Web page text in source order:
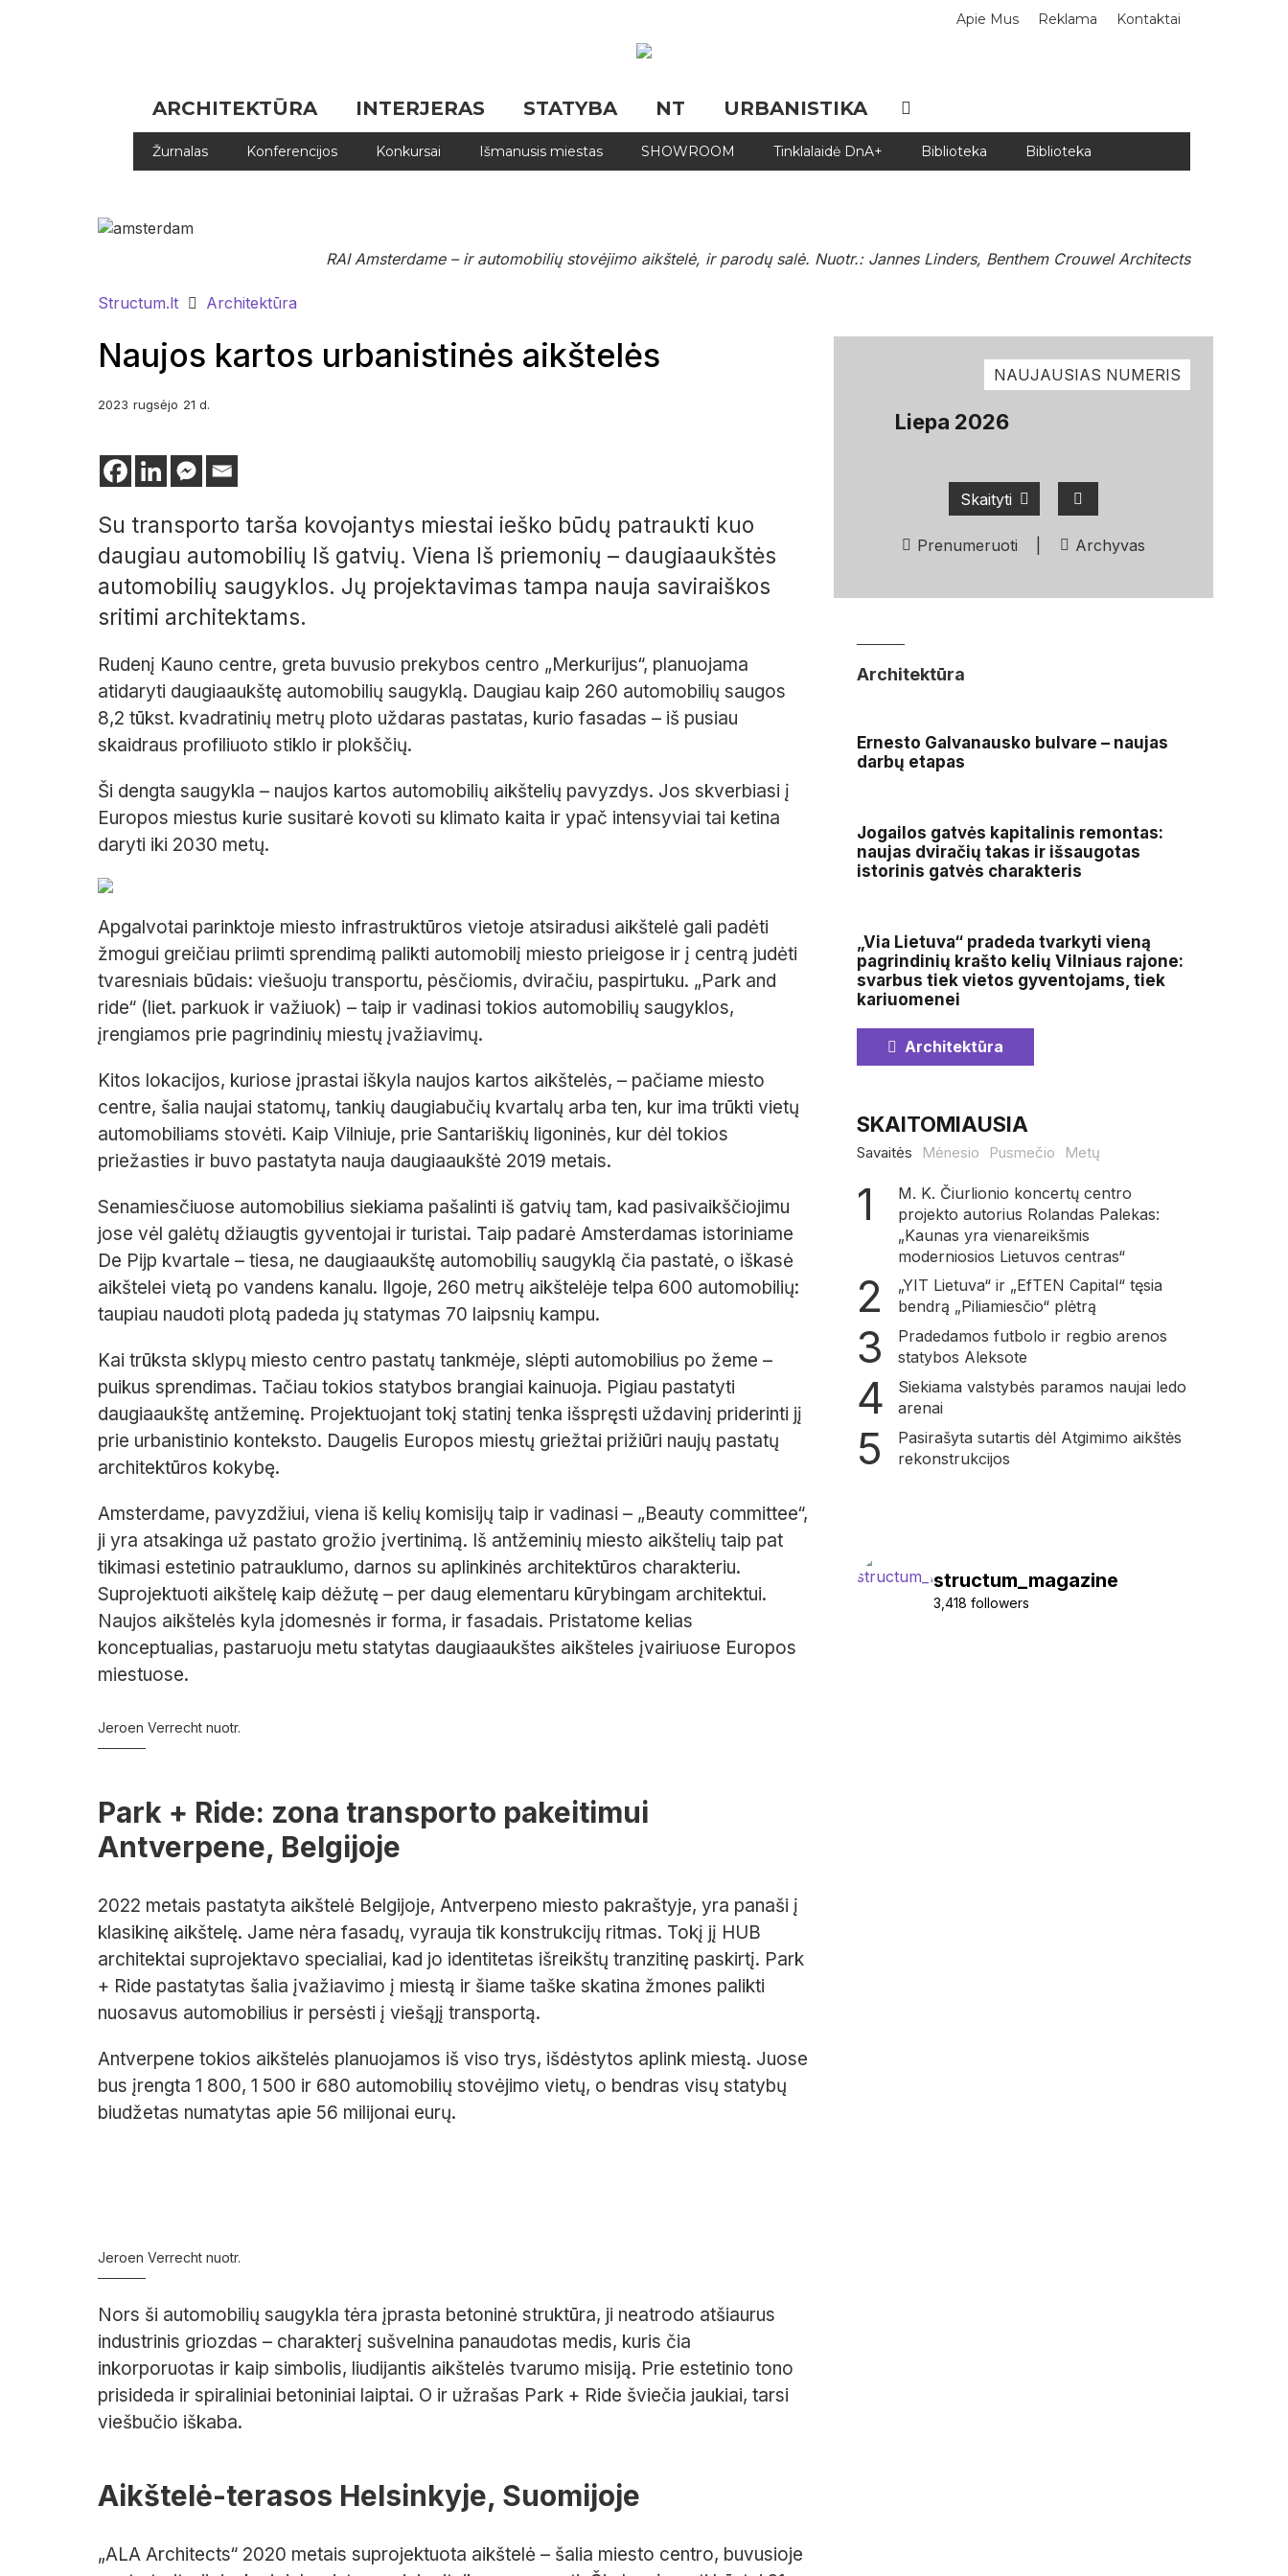
Apie Mus Reklama Kontaktai
ARCHITEKTŪRA INTERJERAS STATYBA NT URBANISTIKA
Žurnalas Konferencijos Konkursai Išmanusis miestas SHOWROOM Tinklalaidė DnA+ Biblioteka Biblioteka
RAI Amsterdame – ir automobilių stovėjimo aikštelė, ir parodų salė. Nuotr.: Jannes Linders, Benthem Crouwel Architects
Structum.lt Architektūra
Naujos kartos urbanistinės aikštelės
2023 rugsėjo 21 d.
Su transporto tarša kovojantys miestai ieško būdų patraukti kuo
daugiau automobilių Iš gatvių. Viena Iš priemonių – daugiaaukštės
automobilių saugyklos. Jų projektavimas tampa nauja saviraiškos
sritimi architektams.
Rudenį Kauno centre, greta buvusio prekybos centro „Merkurijus“, planuojama
atidaryti daugiaaukštę automobilių saugyklą. Daugiau kaip 260 automobilių saugos
8,2 tūkst. kvadratinių metrų ploto uždaras pastatas, kurio fasadas – iš pusiau
skaidraus profiliuoto stiklo ir plokščių.
Ši dengta saugykla – naujos kartos automobilių aikštelių pavyzdys. Jos skverbiasi į
Europos miestus kurie susitarė kovoti su klimato kaita ir ypač intensyviai tai ketina
daryti iki 2030 metų.
Apgalvotai parinktoje miesto infrastruktūros vietoje atsiradusi aikštelė gali padėti
žmogui greičiau priimti sprendimą palikti automobilį miesto prieigose ir į centrą judėti
tvaresniais būdais: viešuoju transportu, pėsčiomis, dviračiu, paspirtuku. „Park and
ride“ (liet. parkuok ir važiuok) – taip ir vadinasi tokios automobilių saugyklos,
įrengiamos prie pagrindinių miestų įvažiavimų.
Kitos lokacijos, kuriose įprastai iškyla naujos kartos aikštelės, – pačiame miesto
centre, šalia naujai statomų, tankių daugiabučių kvartalų arba ten, kur ima trūkti vietų
automobiliams stovėti. Kaip Vilniuje, prie Santariškių ligoninės, kur dėl tokios
priežasties ir buvo pastatyta nauja daugiaaukštė 2019 metais.
Senamiesčiuose automobilius siekiama pašalinti iš gatvių tam, kad pasivaikščiojimu
jose vėl galėtų džiaugtis gyventojai ir turistai. Taip padarė Amsterdamas istoriniame
De Pijp kvartale – tiesa, ne daugiaaukštę automobilių saugyklą čia pastatė, o iškasė
aikštelei vietą po vandens kanalu. Ilgoje, 260 metrų aikštelėje telpa 600 automobilių:
taupiau naudoti plotą padeda jų statymas 70 laipsnių kampu.
Kai trūksta sklypų miesto centro pastatų tankmėje, slėpti automobilius po žeme –
puikus sprendimas. Tačiau tokios statybos brangiai kainuoja. Pigiau pastatyti
daugiaaukštę antžeminę. Projektuojant tokį statinį tenka išspręsti uždavinį priderinti jį
prie urbanistinio konteksto. Daugelis Europos miestų griežtai prižiūri naujų pastatų
architektūros kokybę.
Amsterdame, pavyzdžiui, viena iš kelių komisijų taip ir vadinasi – „Beauty committee“,
ji yra atsakinga už pastato grožio įvertinimą. Iš antžeminių miesto aikštelių taip pat
tikimasi estetinio patrauklumo, darnos su aplinkinės architektūros charakteriu.
Suprojektuoti aikštelę kaip dėžutę – per daug elementaru kūrybingam architektui.
Naujos aikštelės kyla įdomesnės ir forma, ir fasadais. Pristatome kelias
konceptualias, pastaruoju metu statytas daugiaaukštes aikšteles įvairiuose Europos
miestuose.
Jeroen Verrecht nuotr.
Park + Ride: zona transporto pakeitimui
Antverpene, Belgijoje
2022 metais pastatyta aikštelė Belgijoje, Antverpeno miesto pakraštyje, yra panaši į
klasikinę aikštelę. Jame nėra fasadų, vyrauja tik konstrukcijų ritmas. Tokį jį HUB
architektai suprojektavo specialiai, kad jo identitetas išreikštų tranzitinę paskirtį. Park
+ Ride pastatytas šalia įvažiavimo į miestą ir šiame taške skatina žmones palikti
nuosavus automobilius ir persėsti į viešąjį transportą.
Antverpene tokios aikštelės planuojamos iš viso trys, išdėstytos aplink miestą. Juose
bus įrengta 1 800, 1 500 ir 680 automobilių stovėjimo vietų, o bendras visų statybų
biudžetas numatytas apie 56 milijonai eurų.
Jeroen Verrecht nuotr.
Nors ši automobilių saugykla tėra įprasta betoninė struktūra, ji neatrodo atšiaurus
industrinis griozdas – charakterį sušvelnina panaudotas medis, kuris čia
inkorporuotas ir kaip simbolis, liudijantis aikštelės tvarumo misiją. Prie estetinio tono
prisideda ir spiraliniai betoniniai laiptai. O ir užrašas Park + Ride šviečia jaukiai, tarsi
viešbučio iškaba.
Aikštelė-terasos Helsinkyje, Suomijoje
„ALA Architects“ 2020 metais suprojektuota aikštelė – šalia miesto centro, buvusioje
NAUJAUSIAS NUMERIS
Liepa 2026
Skaityti
Prenumeruoti Archyvas
Architektūra
Ernesto Galvanausko bulvare – naujas
darbų etapas
Jogailos gatvės kapitalinis remontas:
naujas dviračių takas ir išsaugotas
istorinis gatvės charakteris
„Via Lietuva“ pradeda tvarkyti vieną
pagrindinių krašto kelių Vilniaus rajone:
svarbus tiek vietos gyventojams, tiek
kariuomenei
Architektūra
SKAITOMIAUSIA
Savaitės Mėnesio Pusmečio Metų
M. K. Čiurlionio koncertų centro
projekto autorius Rolandas Palekas:
„Kaunas yra vienareikšmis
moderniosios Lietuvos centras“
„YIT Lietuva“ ir „EfTEN Capital“ tęsia
bendrą „Piliamiesčio“ plėtrą
Pradedamos futbolo ir regbio arenos
statybos Aleksote
Siekiama valstybės paramos naujai ledo
arenai
Pasirašyta sutartis dėl Atgimimo aikštės
rekonstrukcijos
structum_magazine
3,418 followers